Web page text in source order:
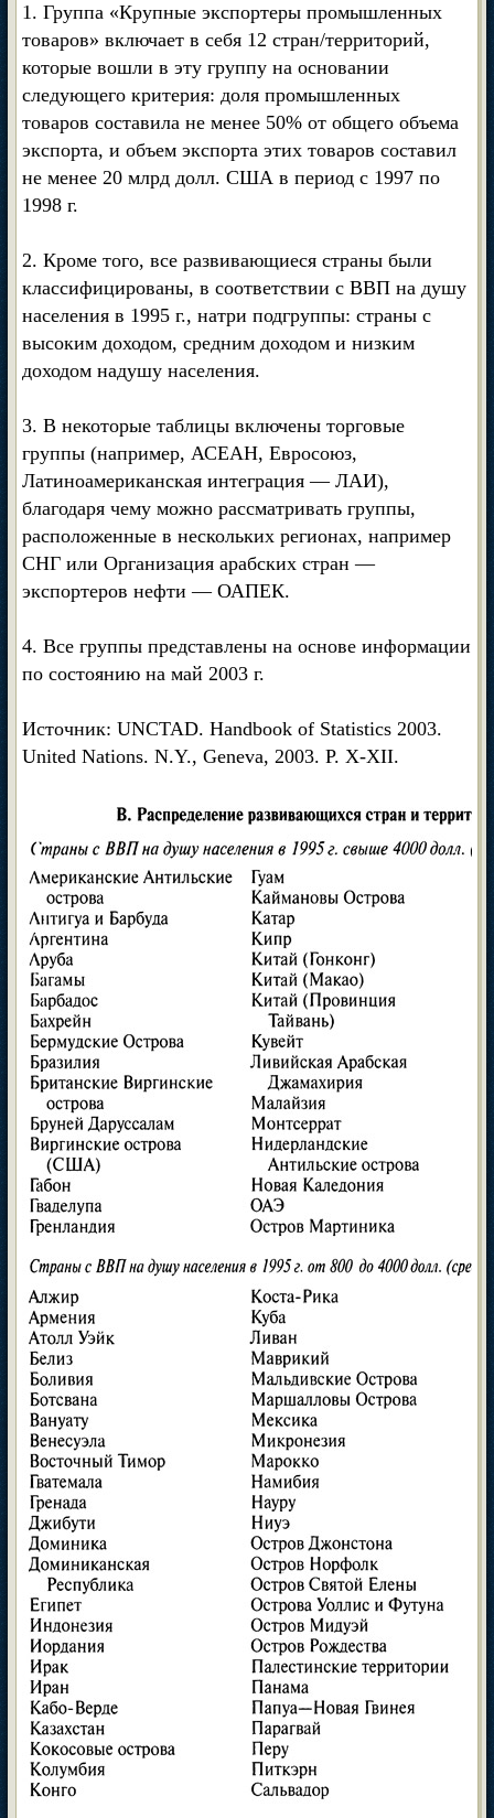
1. Группа «Крупные экспортеры промышленных
товаров» включает в себя 12 стран/территорий,
которые вошли в эту группу на основании
следующего критерия: доля промышленных
товаров составила не менее 50% от общего объема
экспорта, и объем экспорта этих товаров составил
не менее 20 млрд долл. США в период с 1997 по
1998 г.
2. Кроме того, все развивающиеся страны были
классифицированы, в соответствии с ВВП на душу
населения в 1995 г., натри подгруппы: страны с
высоким доходом, средним доходом и низким
доходом надушу населения.
3. В некоторые таблицы включены торговые
группы (например, АСЕАН, Евросоюз,
Латиноамериканская интеграция — ЛАИ),
благодаря чему можно рассматривать группы,
расположенные в нескольких регионах, например
СНГ или Организация арабских стран —
экспортеров нефти — ОАПЕК.
4. Все группы представлены на основе информации
по состоянию на май 2003 г.
Источник: UNCTAD. Handbook of Statistics 2003.
United Nations. N.Y., Geneva, 2003. P. X-XII.